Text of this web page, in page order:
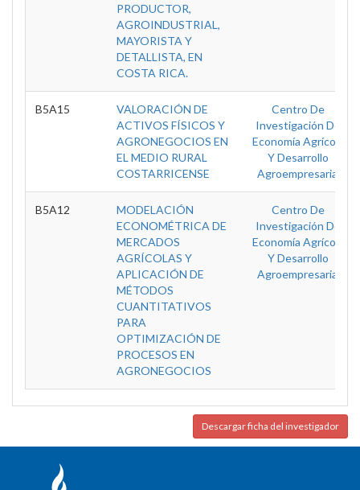
PRODUCTOR,
AGROINDUSTRIAL,
MAYORISTA Y
DETALLISTA, EN
COSTA RICA.
B5A15
VALORACIÓN DE
ACTIVOS FÍSICOS Y
AGRONEGOCIOS EN
EL MEDIO RURAL
COSTARRICENSE
Centro De
Investigación De
Economía Agrícola
Y Desarrollo
Agroempresarial
B5A12
MODELACIÓN
ECONOMÉTRICA DE
MERCADOS
AGRÍCOLAS Y
APLICACIÓN DE
MÉTODOS
CUANTITATIVOS
PARA
OPTIMIZACIÓN DE
PROCESOS EN
AGRONEGOCIOS
Centro De
Investigación De
Economía Agrícola
Y Desarrollo
Agroempresarial
Descargar ficha del investigador